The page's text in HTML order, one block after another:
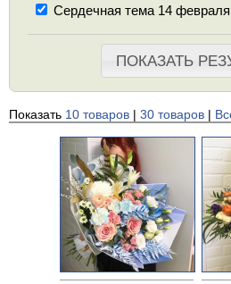
Сердечная тема 14 февраля
ПОКАЗАТЬ
Показать 10 товаров | 30 товаров |